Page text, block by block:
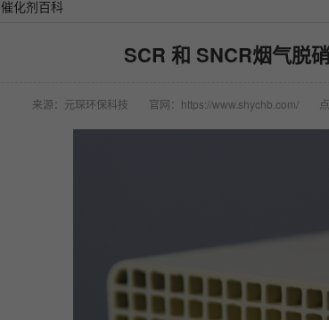
催化剂百科
SCR 和 SNCR烟气脱
来源：元琛环保科技 官网：https://www.shychb.com/